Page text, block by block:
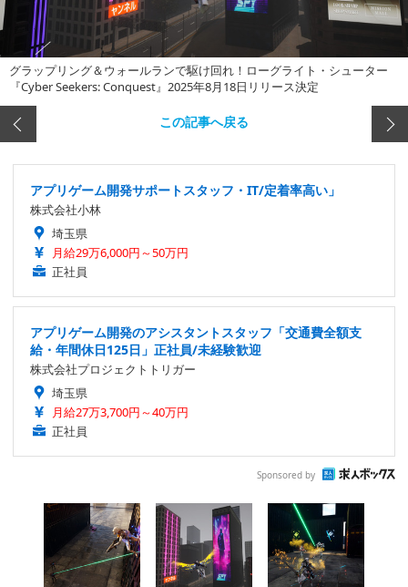
グラップリング＆ウォールランで駆け回れ！ローグライト・シューター
『Cyber Seekers: Conquest』2025年8月18日リリース決定
この記事へ戻る
アプリゲーム開発サポートスタッフ・IT/定着率高い」
株式会社小林
埼玉県
月給29万6,000円～50万円
正社員
アプリゲーム開発のアシスタントスタッフ「交通費全額支
給・年間休日125日」正社員/未経験歓迎
株式会社プロジェクトトリガー
埼玉県
月給27万3,700円～40万円
正社員
Sponsored by